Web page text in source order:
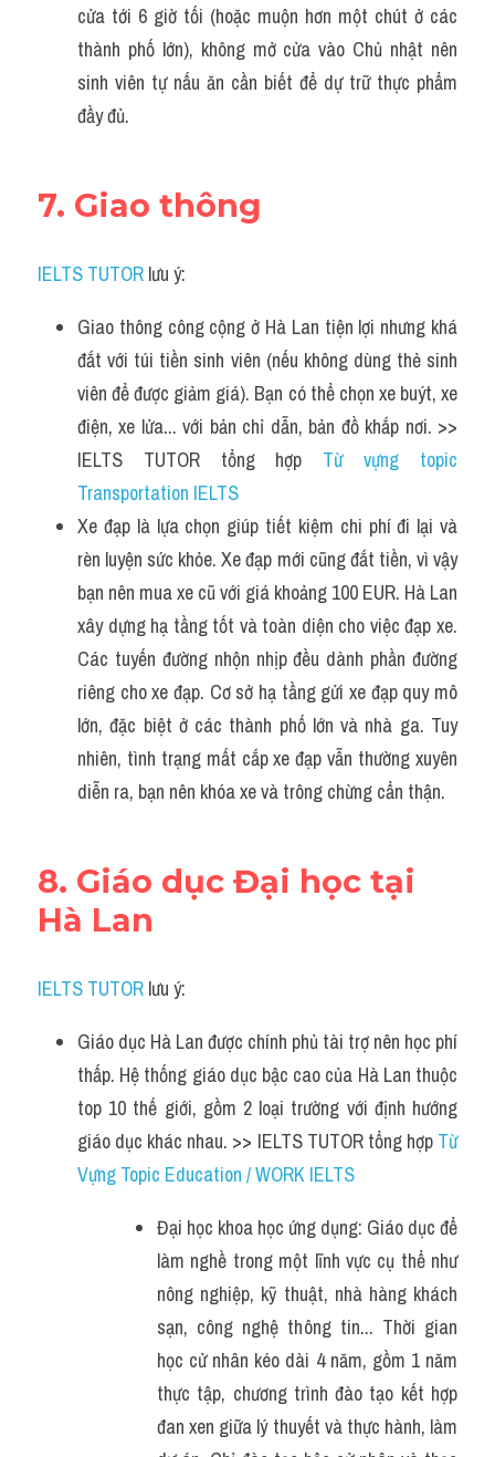
cửa tới 6 giờ tối (hoặc muộn hơn một chút ở các
thành phố lớn), không mở cửa vào Chủ nhật nên
sinh viên tự nấu ăn cần biết để dự trữ thực phẩm
đầy đủ.
7. Giao thông
IELTS TUTOR lưu ý:
Giao thông công cộng ở Hà Lan tiện lợi nhưng khá
đắt với túi tiền sinh viên (nếu không dùng thẻ sinh
viên để được giảm giá). Bạn có thể chọn xe buýt, xe
điện, xe lửa... với bản chỉ dẫn, bản đồ khắp nơi. >>
IELTS TUTOR tổng hợp Từ vựng topic
Transportation IELTS
Xe đạp là lựa chọn giúp tiết kiệm chi phí đi lại và
rèn luyện sức khỏe. Xe đạp mới cũng đắt tiền, vì vậy
bạn nên mua xe cũ với giá khoảng 100 EUR. Hà Lan
xây dựng hạ tầng tốt và toàn diện cho việc đạp xe.
Các tuyến đường nhộn nhịp đều dành phần đường
riêng cho xe đạp. Cơ sở hạ tầng gửi xe đạp quy mô
lớn, đặc biệt ở các thành phố lớn và nhà ga. Tuy
nhiên, tình trạng mất cắp xe đạp vẫn thường xuyên
diễn ra, bạn nên khóa xe và trông chừng cẩn thận.
8. Giáo dục Đại học tại
Hà Lan
IELTS TUTOR lưu ý:
Giáo dục Hà Lan được chính phủ tài trợ nên học phí
thấp. Hệ thống giáo dục bậc cao của Hà Lan thuộc
top 10 thế giới, gồm 2 loại trường với định hướng
giáo dục khác nhau. >> IELTS TUTOR tổng hợp Từ
Vựng Topic Education / WORK IELTS
Đại học khoa học ứng dụng: Giáo dục để
làm nghề trong một lĩnh vực cụ thể như
nông nghiệp, kỹ thuật, nhà hàng khách
sạn, công nghệ thông tin... Thời gian
học cử nhân kéo dài 4 năm, gồm 1 năm
thực tập, chương trình đào tạo kết hợp
đan xen giữa lý thuyết và thực hành, làm